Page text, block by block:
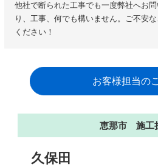
他社で断られた工事でも一度弊社へお
り、工事、何でも構いません。ご不安
ください！
お客様担当の
恵那市 施工
久保田